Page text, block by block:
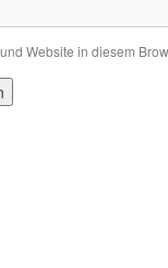
Website in diesem